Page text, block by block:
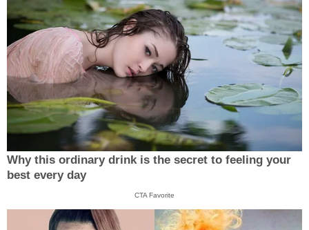
Why this ordinary drink is the secret to feeling your
best every day
CTA Favorite